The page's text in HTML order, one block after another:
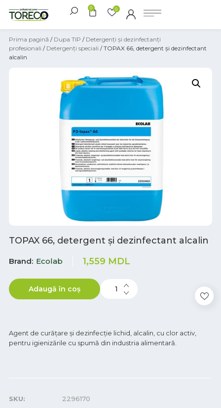
0 0
Prima pagină / Dupa TIP / Detergenți și dezinfectanți
profesionali / Detergenți speciali / TOPAX 66, detergent și dezinfectant
alcalin
TOPAX 66, detergent și dezinfectant alcalin
Brand Ecolab 1,559 MDL
Adaugă în coș
Agent de curățare și dezinfecție lichid, alcalin, cu clor activ,
pentru igienizările cu spumă din industria alimentară.
SKU:
2296170